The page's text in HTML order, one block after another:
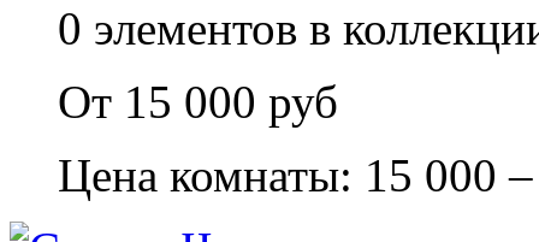
0 элементов в
От 15 000 руб
Цена комнаты: 15 000